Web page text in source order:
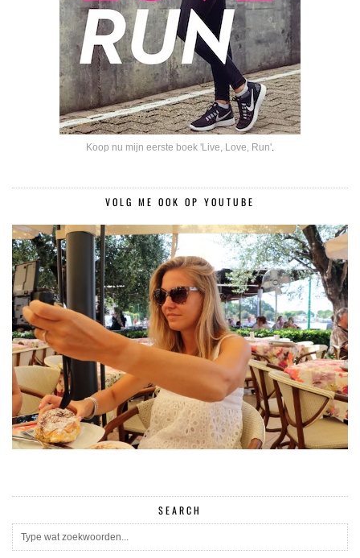
Koop nu mijn eerste boek 'Live, Love, Run'.
VOLG ME OOK OP YOUTUBE
SEARCH